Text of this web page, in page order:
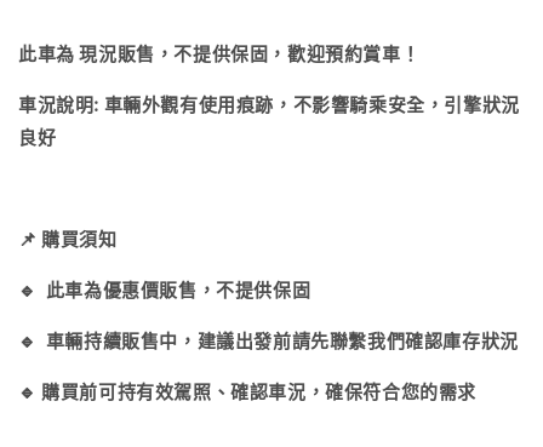
此車為 現況販售，不提供保固，歡迎預約賞車！
車況說明: 車輛外觀有使用痕跡，不影響騎乘安全，引擎狀況
良好
📌 購買須知
🔹 此車為優惠價販售，不提供保固
🔹 車輛持續販售中，建議出發前請先聯繫我們確認庫存狀況
🔹 購買前可持有效駕照、確認車況，確保符合您的需求